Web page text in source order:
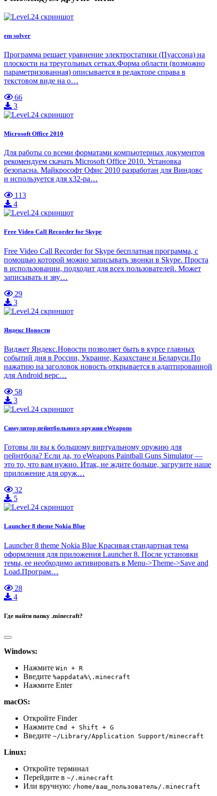
em solver
Программа решает уравнение электростатики (Пуассона) на
плоскости на треугольных сетках.Форма области (возможно
параметризованная) описывается в редакторе справа в
текстовом виде на о…
66
3
Microsoft Office 2010
Для работы со всеми форматами компьютерных документов
рекомендуем скачать Microsoft Office 2010. Установка
безопасна. Майкрософт Офис 2010 разработан для Виндовс
и используется для x32-ра…
113
4
Free Video Call Recorder for Skype
Free Video Call Recorder for Skype бесплатная программа, с
помощью которой можно записывать звонки в Skype. Проста
в использовании, подходит для всех пользователей. Может
записывать и зву…
29
3
Яндекс Новости
Виджет Яндекс.Новости позволяет быть в курсе главных
событий дня в России, Украине, Казахстане и Беларуси.По
нажатию на заголовок новость открывается в адаптированной
для Android верс…
58
3
Симулятор пейнтбольного оружия eWeapons
Готовы ли вы к большому виртуальному оружию для
пейнтбола? Если да, то eWeapons Paintball Guns Simulator —
это то, что вам нужно. Итак, не ждите больше, загрузите наше
приложение для оруж…
32
5
Launcher 8 theme Nokia Blue
Launcher 8 theme Nokia Blue Красивая стандартная тема
оформления для приложения Launcher 8. После установки
темы, ее необходимо активировать в Menu->Theme->Save and
Load.Програм…
28
4
Где найти папку .minecraft?
Windows:
Нажмите Win + R
Введите %appdata%\.minecraft
Нажмите Enter
macOS:
Откройте Finder
Нажмите Cmd + Shift + G
Введите ~/Library/Application Support/minecraft
Linux:
Откройте терминал
Перейдите в ~/.minecraft
Или вручную: /home/ваш_пользователь/.minecraft